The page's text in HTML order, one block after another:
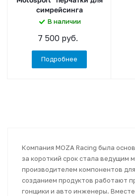
симрейсинга
В наличии
7 500 руб.
Подробнее
Компания MOZA Racing была
за короткий срок стала ведущим
производителем компонентов
созданием продуктов работают
гонщики и авто инженеры. Вместе